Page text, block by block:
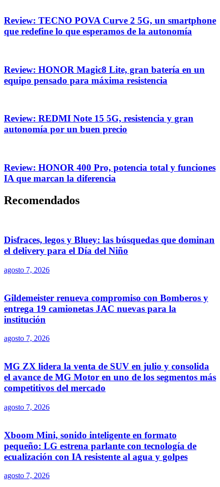
Review: TECNO POVA Curve 2 5G, un smartphone
que redefine lo que esperamos de la autonomía
Review: HONOR Magic8 Lite, gran batería en un
equipo pensado para máxima resistencia
Review: REDMI Note 15 5G, resistencia y gran
autonomía por un buen precio
Review: HONOR 400 Pro, potencia total y funciones
IA que marcan la diferencia
Recomendados
Disfraces, legos y Bluey: las búsquedas que dominan
el delivery para el Día del Niño
agosto 7, 2026
Gildemeister renueva compromiso con Bomberos y
entrega 19 camionetas JAC nuevas para la
institución
agosto 7, 2026
MG ZX lidera la venta de SUV en julio y consolida
el avance de MG Motor en uno de los segmentos más
competitivos del mercado
agosto 7, 2026
Xboom Mini, sonido inteligente en formato
pequeño: LG estrena parlante con tecnología de
ecualización con IA resistente al agua y golpes
agosto 7, 2026